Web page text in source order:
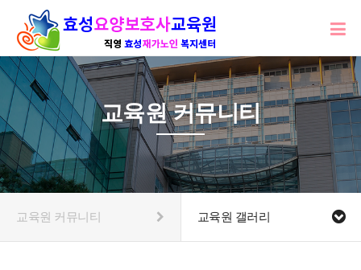
교육원 커뮤니티
교육원 커뮤니티 교육원 갤러리